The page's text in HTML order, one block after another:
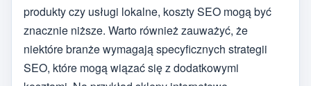
produkty czy usługi lokalne, koszty SEO mogą być
znacznie niższe. Warto również zauważyć, że
niektóre branże wymagają specyficznych strategii
SEO, które mogą wiązać się z dodatkowymi